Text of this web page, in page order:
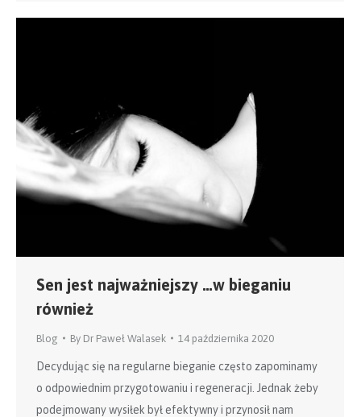
Sen jest najważniejszy …w bieganiu
również
Blog By Dr Paweł Walasek 14 października 2020
Decydując się na regularne bieganie często zapominamy
o odpowiednim przygotowaniu i regeneracji. Jednak żeby
podejmowany wysiłek był efektywny i przynosił nam